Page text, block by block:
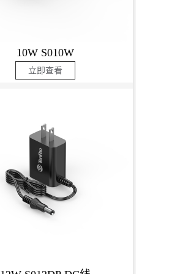
10W S010W
立即查看